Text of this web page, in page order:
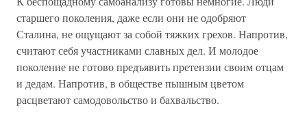
старшего поколения, даже если они не одобряют
Сталина, не ощущают за собой тяжких грехов. Напротив,
считают себя участниками славных дел. И молодое
поколение не готово предъявить претензии своим отцам
и дедам. Напротив, в обществе пышным цветом
расцветают самодовольство и бахвальство.